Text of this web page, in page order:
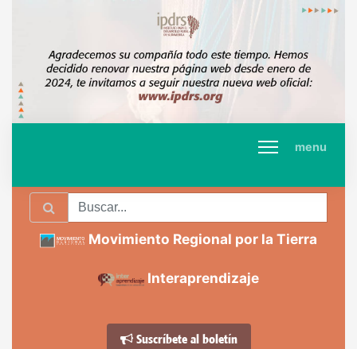
menu
Movimiento Regional por la Tierra
Interaprendizaje
Suscríbete al boletín